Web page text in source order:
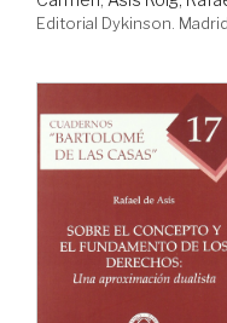
Editorial Dykinson.